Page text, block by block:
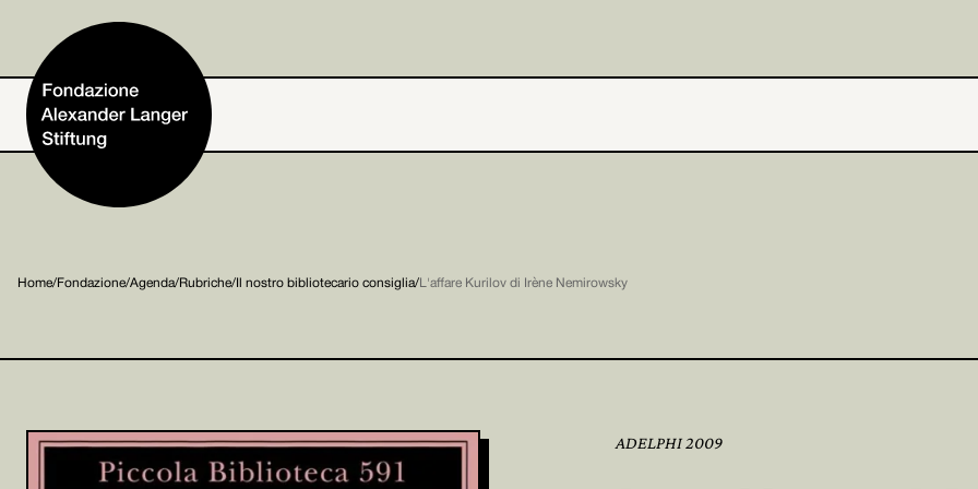
Alexander Langer
Home/Fondazione/Agenda/Rubriche/ Il nostro bibliotecario consiglia/ L'affare Kurilov di Irène Nemirowsky
ADELPHI 2009